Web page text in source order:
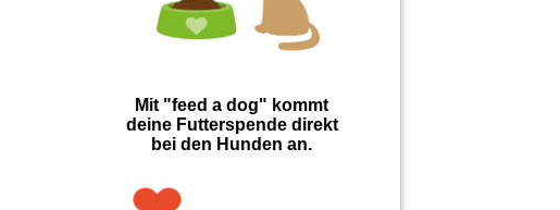
Mit "feed a dog" kommt
deine Futterspende direkt
bei den Hunden an.